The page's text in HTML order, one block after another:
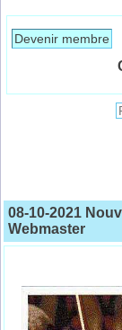
Devenir membre
08-10-2021
Webmaster